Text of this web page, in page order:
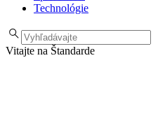
Technológie
Vitajte na Štandarde